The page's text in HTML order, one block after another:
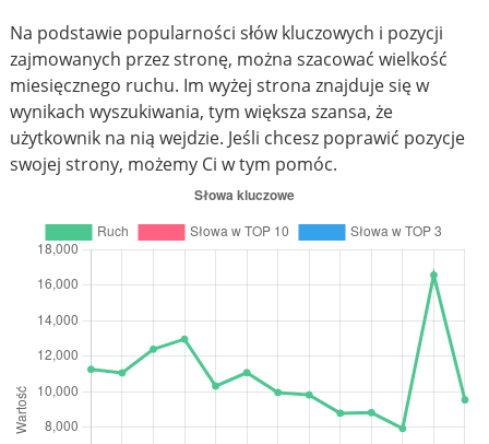
Na podstawie popularności słów kluczowych i pozycji
zajmowanych przez stronę, można szacować wielkość
miesięcznego ruchu. Im wyżej strona znajduje się w
wynikach wyszukiwania, tym większa szansa, że
użytkownik na nią wejdzie. Jeśli chcesz poprawić pozycje
swojej strony, możemy Ci w tym pomóc.